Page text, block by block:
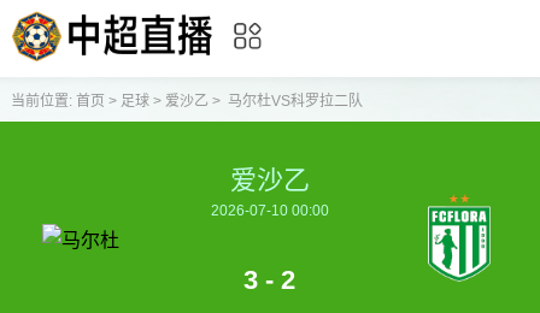
当前位置: 首页 > 足球> 爱沙乙 > 马尔杜VS科罗拉二队
爱沙乙
2026-07-10 00:00
3 - 2